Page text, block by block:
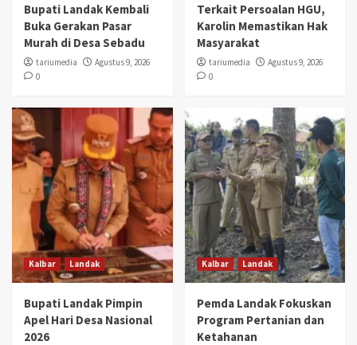
Bupati Landak Kembali
Buka Gerakan Pasar
Murah di Desa Sebadu
tariumedia
Agustus 9, 2026
0
Terkait Persoalan HGU,
Karolin Memastikan Hak
Masyarakat
tariumedia
Agustus 9, 2026
0
Kalbar Landak
Bupati Landak Pimpin
Apel Hari Desa Nasional
2026
Kalbar Landak
Pemda Landak Fokuskan
Program Pertanian dan
Ketahanan